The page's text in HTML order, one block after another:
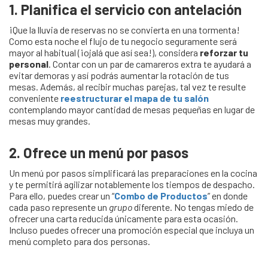
1. Planifica el servicio con antelación
¡Que la lluvia de reservas no se convierta en una tormenta!
Como esta noche el flujo de tu negocio seguramente será
mayor al habitual (¡ojalá que así sea!), considera reforzar tu
personal. Contar con un par de camareros extra te ayudará a
evitar demoras y así podrás aumentar la rotación de tus
mesas. Además, al recibir muchas parejas, tal vez te resulte
conveniente reestructurar el mapa de tu salón
contemplando mayor cantidad de mesas pequeñas en lugar de
mesas muy grandes.
2. Ofrece un menú por pasos
Un menú por pasos simplificará las preparaciones en la cocina
y te permitirá agilizar notablemente los tiempos de despacho.
Para ello, puedes crear un “Combo de Productos” en donde
cada paso represente un grupodiferente. No tengas miedo de
ofrecer una carta reducida únicamente para esta ocasión.
Incluso puedes ofrecer una promoción especial que incluya un
menú completo para dos personas.